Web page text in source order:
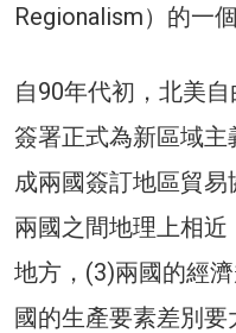
Regionalism）的一
自90年代初，北美
簽署正式為新區域
成兩國簽訂地區貿
兩國之間地理上相
地方，(3)兩國的經
國的生產要素差別